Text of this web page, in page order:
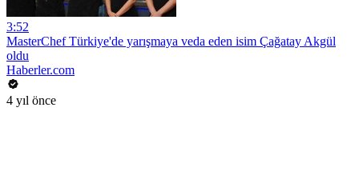
3:52
MasterChef Türkiye'de yarışmaya veda eden isim Çağatay Akgül
oldu
Haberler.com
4 yıl önce